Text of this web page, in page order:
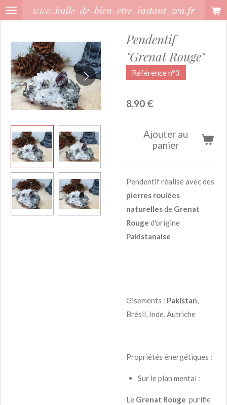
Passer
principal
www.bulle-de-bien-etre-instant-zen.fr
Pendentif
"Grenat Rouge"
Référence n°3
8,90 €
Ajouter au
panier
Pendentif réalisé avec des
pierres roulées
naturellesde Grenat
Rouge d'origine
Pakistanaise
Gisements : Pakistan,
Brésil, Inde, Autriche
Propriétés énergétiques :
Sur le plan mental :
Le Grenat Rouge purifie